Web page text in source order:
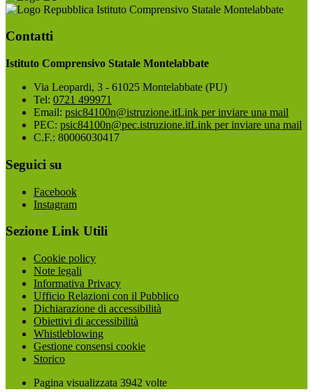
Istituto Comprensivo Statale Montelabbate
Contatti
Istituto Comprensivo Statale Montelabbate
Via Leopardi, 3 - 61025 Montelabbate (PU)
Tel: 0721 499971
Email: psic84100n@istruzione.itLink per inviare una mail
PEC: psic84100n@pec.istruzione.itLink per inviare una mail
C.F.: 80006030417
Seguici su
Facebook
Instagram
Sezione Link Utili
Cookie policy
Note legali
Informativa Privacy
Ufficio Relazioni con il Pubblico
Dichiarazione di accessibilità
Obiettivi di accessibilità
Whistleblowing
Gestione consensi cookie
Storico
Pagina visualizzata 3942 volte